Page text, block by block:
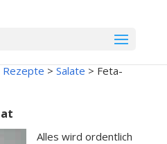
Rezepte > Salate > Feta-
Alles wird ordentlich